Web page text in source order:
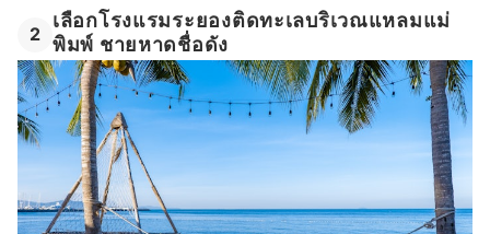
2
เลือกโรงแรมระยองติดทะเลบริเวณแหลมแม่
พิมพ์ ชายหาดชื่อดัง